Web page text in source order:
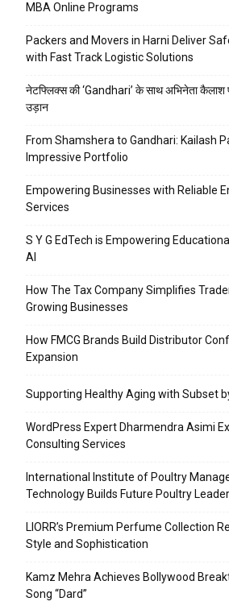
MBA Online Programs
Packers and Movers in Harni Deliver
with Fast Track Logistic Solutions
नेटफ्लिक्स की ‘Gandhari’ के साथ अभिनेता कैलाश
उड़ान
From Shamshera to Gandhari: Kailash
Impressive Portfolio
Empowering Businesses with Reliable
Services
S Y G EdTech is Empowering
AI
How The Tax Company Simplifies
Growing Businesses
How FMCG Brands Build Distributor
Expansion
Supporting Healthy Aging with Subset
WordPress Expert Dharmendra Asimi
Consulting Services
International Institute of Poultry
Technology Builds Future Poultry
LIORR’s Premium Perfume Collection
Style and Sophistication
Kamz Mehra Achieves Bollywood
Song “Dard”